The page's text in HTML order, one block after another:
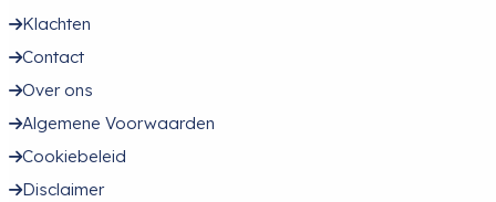
Klachten
Contact
Over ons
Algemene Voorwaarden
Cookiebeleid
Disclaimer